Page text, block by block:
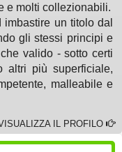
e molti collezionabili.
un titolo dal
gli stessi principi e
valido - sotto certi
altri più superficiale,
malleabile e
IL PROFILO